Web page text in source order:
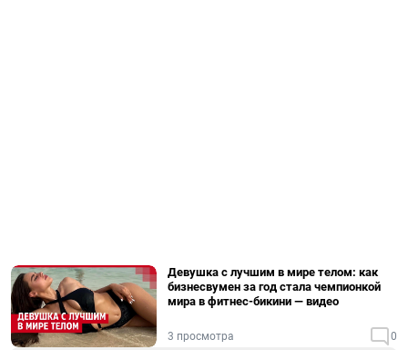
Девушка с лучшим в мире телом: как
бизнесвумен за год стала чемпионкой
мира в фитнес-бикини — видео
3 просмотра 0